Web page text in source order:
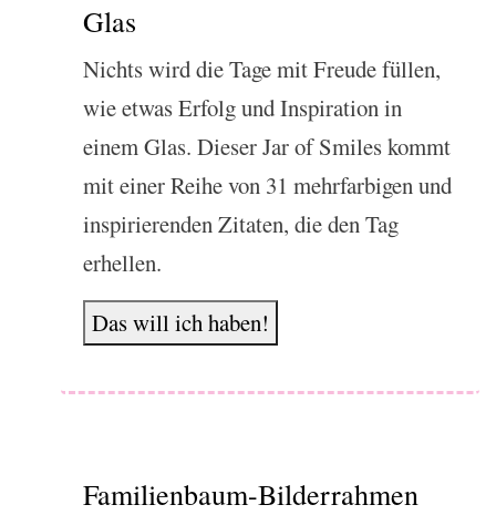
Glas
Nichts wird die Tage mit Freude füllen,
wie etwas Erfolg und Inspiration in
einem Glas. Dieser Jar of Smiles kommt
mit einer Reihe von 31 mehrfarbigen und
inspirierenden Zitaten, die den Tag
erhellen.
Das will ich haben!
Familienbaum-Bilderrahmen